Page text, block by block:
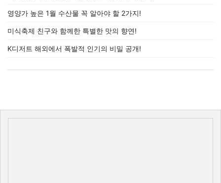
영양가 높은 1월 수산물 꼭 알아야 할 2가지!
미식축제 친구와 함께한 특별한 맛의 향연!
K디저트 해외에서 폭발적 인기의 비밀 공개!